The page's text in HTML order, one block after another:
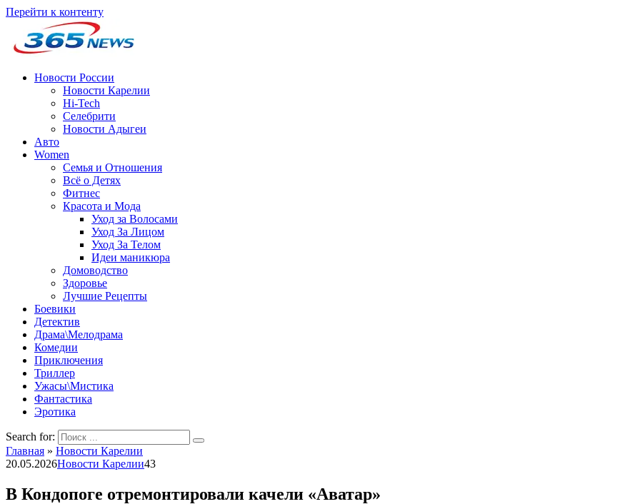
Перейти к контенту
Новости России
Новости Карелии
Hi-Tech
Селебрити
Новости Адыгеи
Авто
Women
Семья и Отношения
Всё о Детях
Фитнес
Красота и Мода
Уход за Волосами
Уход За Лицом
Уход За Телом
Идеи маникюра
Домоводство
Здоровье
Лучшие Рецепты
Боевики
Детектив
Драма\Мелодрама
Комедии
Приключения
Триллер
Ужасы\Мистика
Фантастика
Эротика
Search for:
Главная » Новости Карелии
20.05.2026Новости Карелии43
В Кондопоге отремонтировали качели «Аватар»